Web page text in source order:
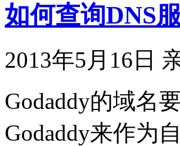
如何查询DNS
2013年5月16日
Godaddy的域名
Godaddy来作为